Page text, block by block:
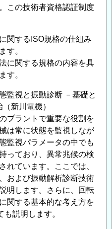
この技術者資格認証制度
関するISO規格の仕組み
す。
に関する規格の内容を具
す。
監視と振動診断 －基礎と
新川電機）
プラントで重要な役割を
は常に状態を監視しなが
監視パラメータの中でも
っており、異常兆候の検
れています。ここでは、
および振動解析診断技術
明します。さらに、回転
関する基本的な考え方を
説明します。